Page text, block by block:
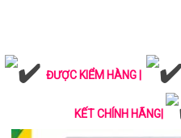
ĐƯỢC KIỂM HÀNG |
KẾT CHÍNH HÃNG|